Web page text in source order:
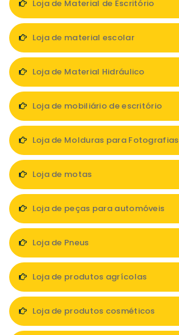
Loja de Material de Escritório
Loja de material escolar
Loja de Material Hidráulico
Loja de mobiliário de escritório
Loja de Molduras para Fotografias
Loja de motas
Loja de peças para automóveis
Loja de Pneus
Loja de produtos agrícolas
Loja de produtos cosméticos